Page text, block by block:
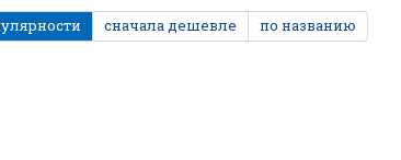
сначала дешевле по названию